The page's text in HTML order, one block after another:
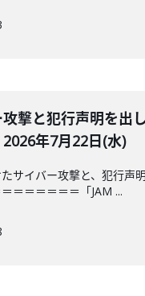
攻撃と犯行声明を
年7月22日(水)
サイバー攻撃と、犯行声
＝＝＝＝＝＝「JAM ...